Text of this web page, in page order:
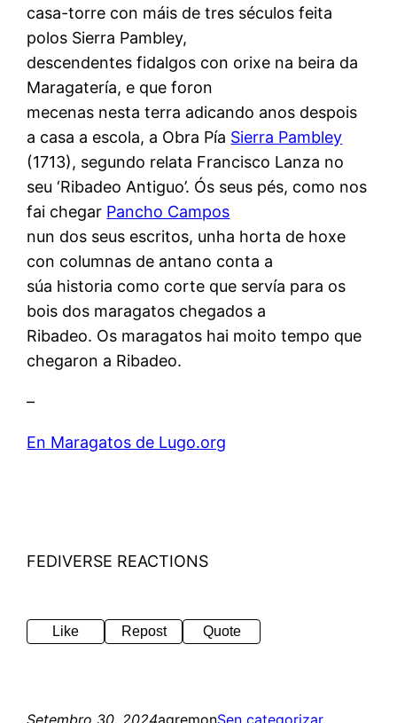
casa-torre con máis de tres séculos feita
polos Sierra Pambley,
descendentes fidalgos con orixe na beira da
Maragatería, e que foron
mecenas nesta terra adicando anos despois
a casa a escola, a Obra Pía Sierra Pambley
(1713), segundo relata Francisco Lanza no
seu ‘Ribadeo Antiguo’. Ós seus pés, como nos
fai chegar Pancho Campos
nun dos seus escritos, unha horta de hoxe
con columnas de antano conta a
súa historia como corte que servía para os
bois dos maragatos chegados a
Ribadeo. Os maragatos hai moito tempo que
chegaron a Ribadeo.
–
En Maragatos de Lugo.org
FEDIVERSE REACTIONS
Like Repost Quote
Setembro 30, 2024agremonSen categorizar